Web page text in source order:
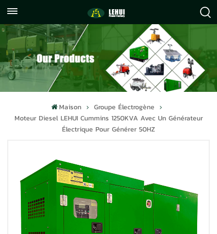
059122071372
info@lehuipowerfactory.com
Maison
Groupe Électrogène
Moteur Diesel LEHUI Cummins 1250KVA Avec Un Générateur
Électrique Pour Générer 50HZ